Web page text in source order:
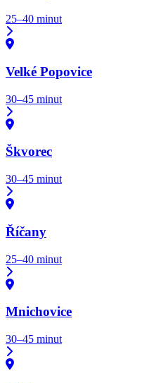
25–40 minut
Velké Popovice
30–45 minut
Škvorec
30–45 minut
Říčany
25–40 minut
Mnichovice
30–45 minut